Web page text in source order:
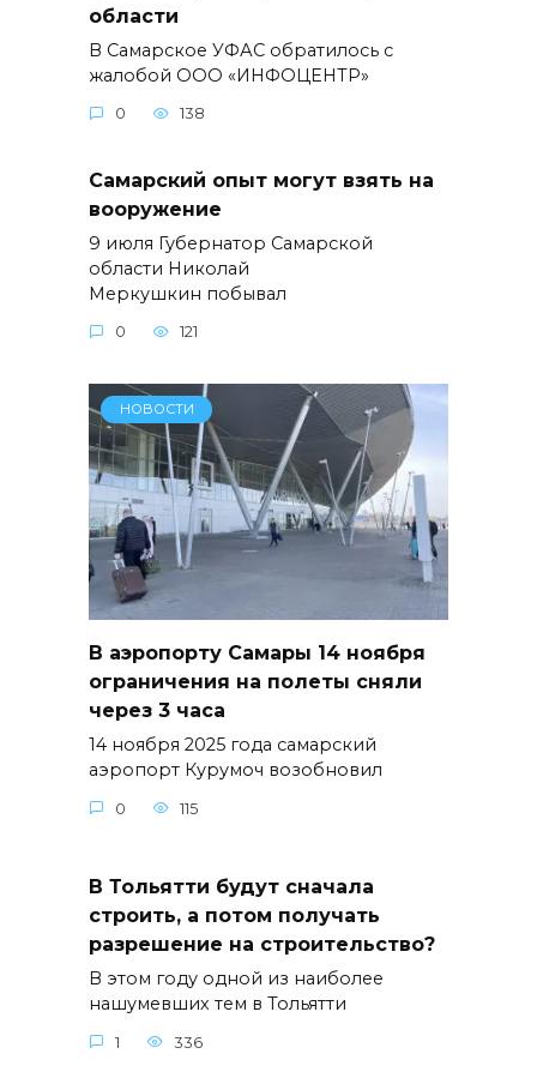
области
В Самарское УФАС обратилось с
жалобой ООО «ИНФОЦЕНТР»
0 138
Самарский опыт могут взять на
вооружение
9 июля Губернатор Самарской
области Николай
Меркушкин побывал
0 121
НОВОСТИ
В аэропорту Самары 14 ноября
ограничения на полеты сняли
через 3 часа
14 ноября 2025 года самарский
аэропорт Курумоч возобновил
0 115
В Тольятти будут сначала
строить, а потом получать
разрешение на строительство?
В этом году одной из наиболее
нашумевших тем в Тольятти
1 336